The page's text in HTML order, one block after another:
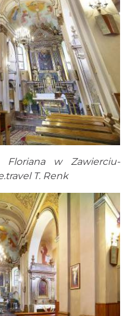
Floriana w Zawierciu-
T. Renk